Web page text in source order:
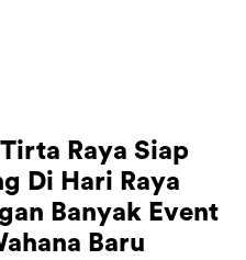
Raya Siap
Di Hari Raya
Banyak Event
Baru